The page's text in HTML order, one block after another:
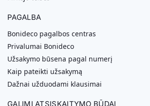
PAGALBA
Bonideco pagalbos centras
Privalumai Bonideco
Užsakymo būsena pagal numerį
Kaip pateikti užsakymą
Dažnai užduodami klausimai
GALIMI ATSISKAITYMO BŪDAI